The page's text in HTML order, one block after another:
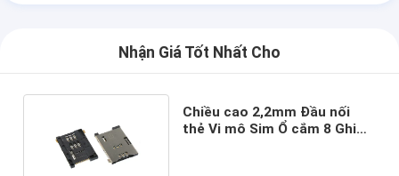
Nhận Giá Tốt Nhất Cho
Chiều cao 2,2mm Đầu nối
thẻ Vi mô Sim Ổ cắm 8 Ghim